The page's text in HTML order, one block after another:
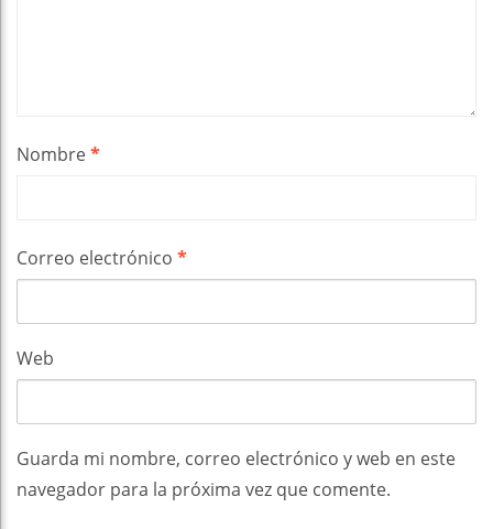
Nombre*
Correo electrónico *
Web
Guarda mi nombre, correo electrónico y web en este
navegador para la próxima vez que comente.